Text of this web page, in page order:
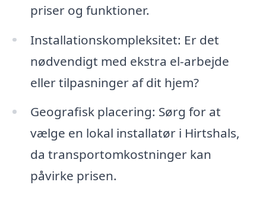
priser og funktioner.
Installationskompleksitet: Er det
nødvendigt med ekstra el-arbejde
eller tilpasninger af dit hjem?
Geografisk placering: Sørg for at
vælge en lokal installatør i Hirtshals,
da transportomkostninger kan
påvirke prisen.